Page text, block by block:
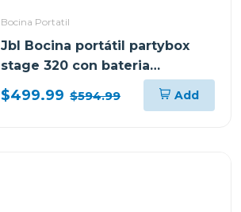
Bocina Portatil
Jbl Bocina portátil partybox
stage 320 con bateria
recargable
$499.99 $594.99 Add